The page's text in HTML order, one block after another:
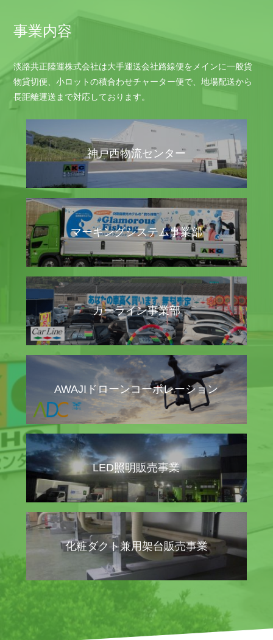
事業内容
淡路共正陸運株式会社は大手運送会社路線便をメインに一般貨
物貸切便、小ロットの積合わせチャーター便で、地場配送から
長距離運送まで対応しております。
神戸西物流センター
マーキングシステム事業部
カーライン事業部
AWAJIドローンコーポレーション
LED照明販売事業
化粧ダクト兼用架台販売事業